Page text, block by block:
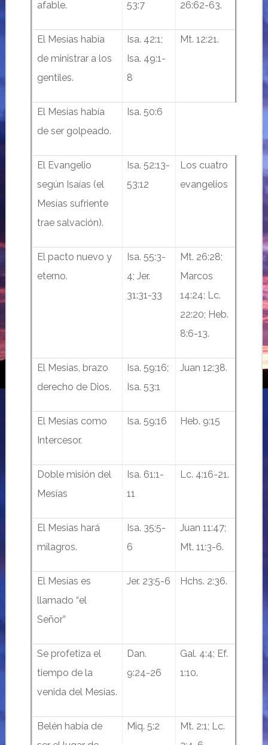
afable. 53:7 26:62-63.
El Mesías había
de ministrar a los
gentiles.
Isa. 42:1;
Isa. 49:1-
8
Mt. 12:21.
El Mesías había
de ser golpeado.
Isa. 50:6
El Evangelio
según Isaías (el
Mesías sufriente
trae salvación).
Isa. 52:13-
53:12
Los cuatro
evangelios
El pacto nuevo y
eterno.
Isa. 55:3-
4; Jer.
31:31-33
Mt. 26:28;
Marcos
14:24; Lc.
22:20; Heb.
8:6-13.
El Mesías, brazo
derecho de Dios.
Isa. 59:16;
Isa. 53:1
Juan 12:38.
El Mesías como
Intercesor.
Isa. 59:16 Heb. 9:15
Doble misión del
Mesías
Isa. 61:1-
11
Lc. 4:16-21.
El Mesías hará
milagros.
Isa. 35:5-
6
Juan 11:47;
Mt. 11:3-6.
El Mesías es
llamado “el
Señor”
Jer. 23:5-6 Hchs. 2:36.
Se profetiza el
tiempo de la
venida del Mesías.
Dan.
9:24-26
Gal. 4:4; Ef.
1:10.
Belén había de
Miq. 5:2
Mt. 2:1; Lc.